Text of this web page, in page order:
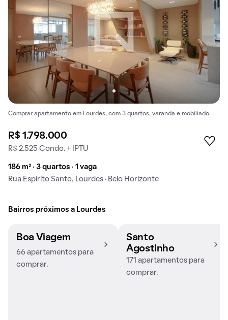
Comprar apartamento em Lourdes, com 3 quartos, varanda e mobiliado.
R$ 1.798.000
R$ 2.525 Condo. + IPTU
186 m² · 3 quartos · 1 vaga
Rua Espírito Santo, Lourdes · Belo Horizonte
Bairros próximos a Lourdes
Boa Viagem
66 apartamentos para
comprar.
Santo
Agostinho
171 apartamentos para
comprar.